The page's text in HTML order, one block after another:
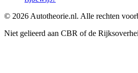
© 2026 Autotheorie.nl. Alle rechten
Niet gelieerd aan CBR of de